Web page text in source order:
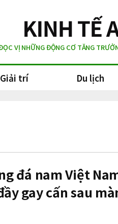
VỊ NHỮNG ĐỘNG CƠ TĂNG
Giải trí Du lịch
đá nam Việt
gay cấn sau